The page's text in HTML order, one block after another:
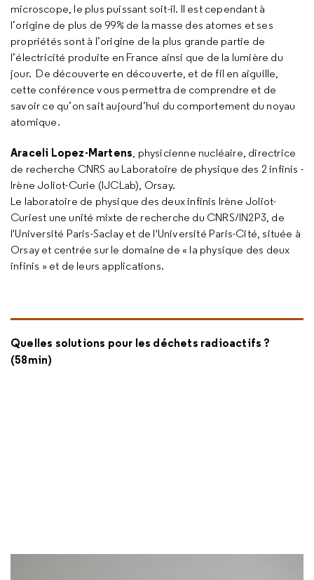
microscope, le plus puissant soit-il. Il est cependant à
l’origine de plus de 99% de la masse des atomes et ses
propriétés sont à l’origine de la plus grande partie de
l’électricité produite en France ainsi que de la lumière du
jour. De découverte en découverte, et de fil en aiguille,
cette conférence vous permettra de comprendre et de
savoir ce qu’on sait aujourd’hui du comportement du noyau
atomique.
Araceli Lopez-Martens, physicienne nucléaire, directrice
de recherche CNRS au Laboratoire de physique des 2 infinis -
Irène Joliot-Curie (IJCLab), Orsay.
Le laboratoire de physique des deux infinis Irène Joliot-
Curiest une unité mixte de recherche du CNRS/IN2P3, de
l'Université Paris-Saclay et de l'Université Paris-Cité, située à
Orsay et centrée sur le domaine de « la physique des deux
infinis » et de leurs applications.
Quelles solutions pour les déchets radioactifs ?
(58min)